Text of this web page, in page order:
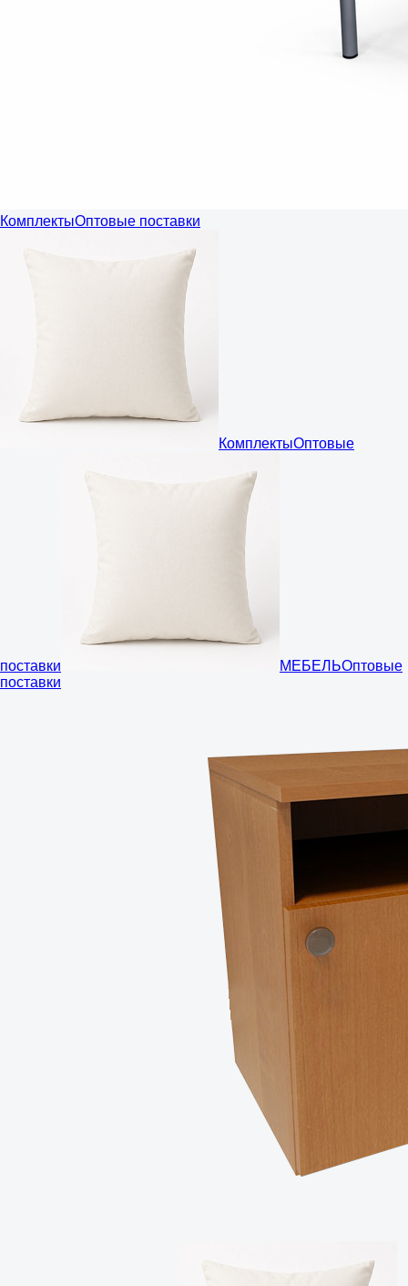
КомплектыОптовые поставки
КомплектыОптовые
поставки МЕБЕЛЬОптовые
поставки